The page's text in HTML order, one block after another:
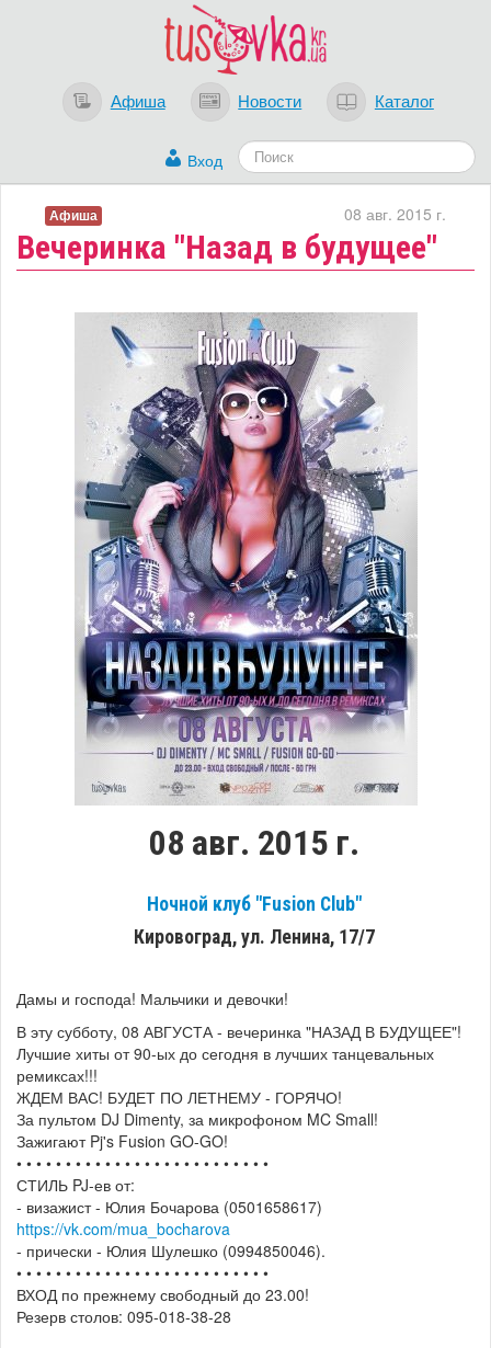
Афиша Новости Каталог
Вход
Вечеринка "Назад в будущее"
08 авг. 2015 г.
Афиша
08 авг. 2015 г.
Ночной клуб "Fusion Club"
Кировоград, ул. Ленина, 17/7
Дамы и господа! Мальчики и девочки!
В эту субботу, 08 АВГУСТА - вечеринка "НАЗАД В БУДУЩЕЕ"!
Лучшие хиты от 90-ых до сегодня в лучших танцевальных
ремиксах!!!
ЖДЕМ ВАС! БУДЕТ ПО ЛЕТНЕМУ - ГОРЯЧО!
За пультом DJ Dimenty, за микрофоном MC Small!
Зажигают Pj's Fusion GO-GO!
• • • • • • • • • • • • • • • • • • • • • • • • • •
СТИЛЬ PJ-ев от:
- визажист - Юлия Бочарова (0501658617)
https://vk.com/mua_bocharova
- прически - Юлия Шулешко (0994850046).
• • • • • • • • • • • • • • • • • • • • • • • • • •
ВХОД по прежнему свободный до 23.00!
Резерв столов: 095-018-38-28